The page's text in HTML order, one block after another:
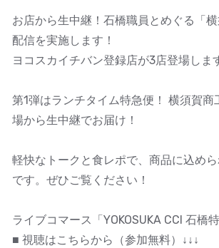
お店から生中継！石橋職員とめぐる「
配信を実施します！
ヨコスカイチバン登録店が3店登場しま
第1弾はランチタイム特急便！ 横須賀
場から生中継でお届け！
軽快なトークと食レポで、商品に込め
です。ぜひご覧ください！
ライブコマース「YOKOSUKA CCI 石橋
■ 視聴はこちらから（参加無料）↓↓↓